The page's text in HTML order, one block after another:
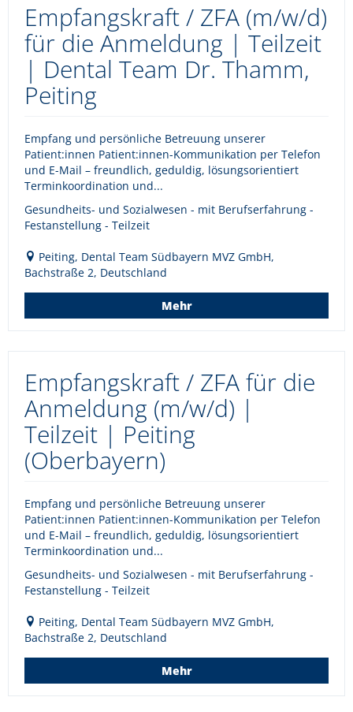
Empfangskraft / ZFA (m/w/d)
für die Anmeldung | Teilzeit
| Dental Team Dr. Thamm,
Peiting
Empfang und persönliche Betreuung unserer
Patient:innen Patient:innen-Kommunikation per Telefon
und E-Mail – freundlich, geduldig, lösungsorientiert
Terminkoordination und...
Gesundheits- und Sozialwesen - mit Berufserfahrung -
Festanstellung - Teilzeit
Peiting, Dental Team Südbayern MVZ GmbH,
Bachstraße 2, Deutschland
Mehr
Empfangskraft / ZFA für die
Anmeldung (m/w/d) |
Teilzeit | Peiting
(Oberbayern)
Empfang und persönliche Betreuung unserer
Patient:innen Patient:innen-Kommunikation per Telefon
und E-Mail – freundlich, geduldig, lösungsorientiert
Terminkoordination und...
Gesundheits- und Sozialwesen - mit Berufserfahrung -
Festanstellung - Teilzeit
Peiting, Dental Team Südbayern MVZ GmbH,
Bachstraße 2, Deutschland
Mehr